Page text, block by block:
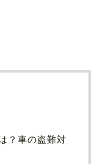
？車の盗難対